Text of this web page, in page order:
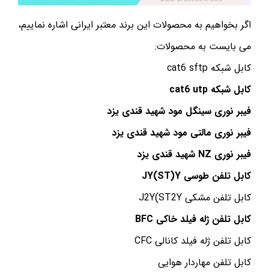
اگر بخواهیم به محصولات این برند معتبر ایرانی اشاره نماییم،
می بایست به محصولات:
کابل شبکه cat6 sftp
کابل شبکه cat6 utp
فیبر نوری سینگل مود شهید قندی یزد
فیبر نوری مالتی مود شهید قندی یزد
فیبر نوری NZ شهید قندی یزد
کابل تلفن طوسی JY(ST)Y
کابل تلفن مشکی J2Y(ST2Y
کابل تلفن ژله فیلد خاکی BFC
کابل تلفن ژله فیلد کانالی CFC
کابل تلفن مهاردار هوایی